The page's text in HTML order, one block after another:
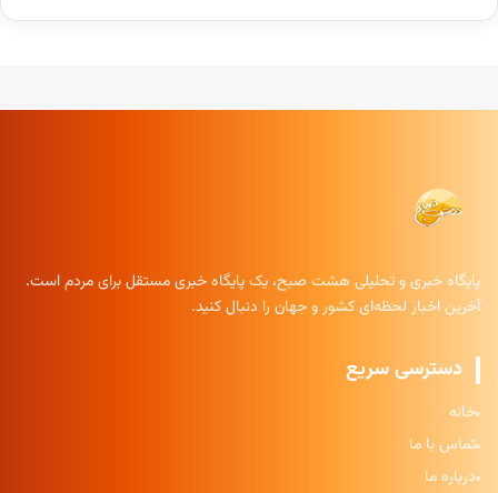
پایگاه خبری و تحلیلی هشت صبح، یک پایگاه خبری مستقل برای مردم است.
آخرین اخبار لحظه‌ای کشور و جهان را دنبال کنید.
دسترسی سریع
خانه
تماس با ما
درباره ما